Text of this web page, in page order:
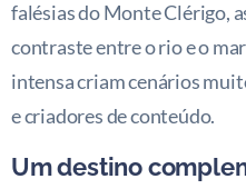
falésias do Monte Clérigo,
contraste entre o rio e o
intensa criam cenários
e criadores de conteúdo.
Um destino